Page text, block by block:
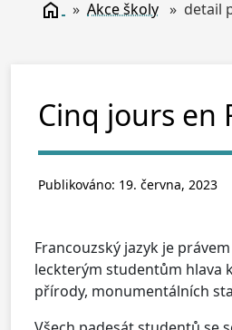
» Akce školy » detail
Cinq jours en
Publikováno: 19. června, 2023
Francouzský jazyk je
leckterým studentům hlava
přírody, monumentálních